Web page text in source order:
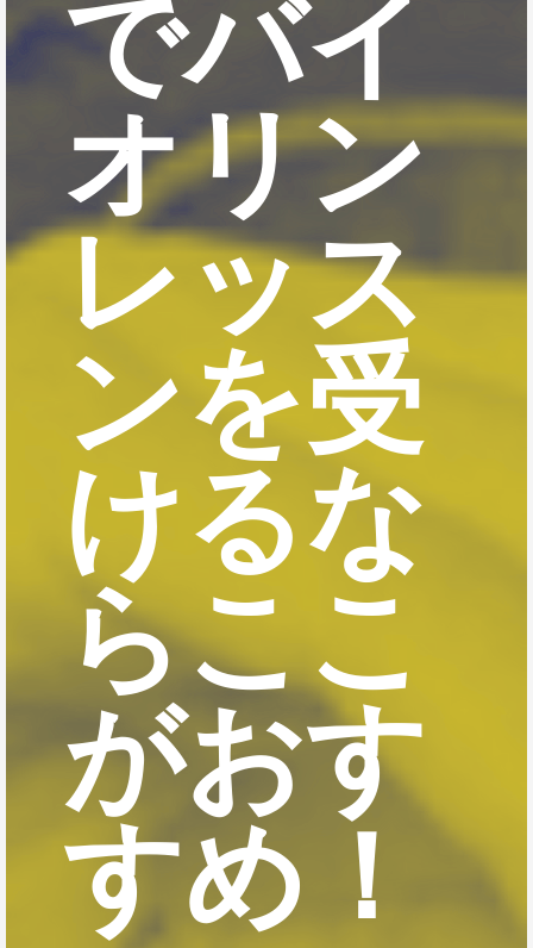
でバイ
オリン
レッス
ンを受
けるな
らここ
がおす
すめ！